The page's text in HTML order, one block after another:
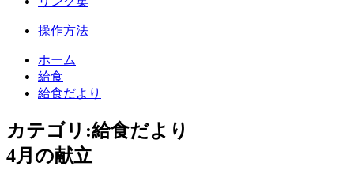
操作方法
ホーム
給食
給食だより
カテゴリ:給食だより
4月の献立